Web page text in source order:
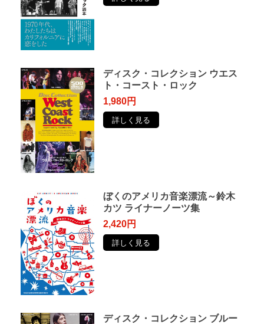
ディスク・コレクション ウエス
ト・コースト・ロック
1,980円
詳しく見る
ぼくのアメリカ音楽漂流～鈴木
カツ ライナーノーツ集
2,420円
詳しく見る
ディスク・コレクション ブルー